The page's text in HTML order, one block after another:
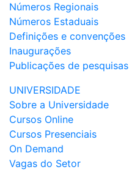
Números Regionais
Números Estaduais
Definições e convenções
Inaugurações
Publicações de pesquisas
UNIVERSIDADE
Sobre a Universidade
Cursos Online
Cursos Presenciais
On Demand
Vagas do Setor